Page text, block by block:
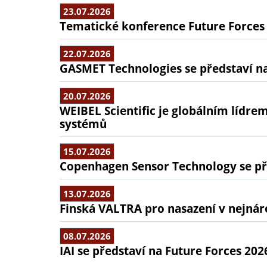
23.07.2026
Tematické konference Future
22.07.2026
GASMET Technologies se představí
20.07.2026
WEIBEL Scientific je globálním
systémů
15.07.2026
Copenhagen Sensor Technology se
13.07.2026
Finská VALTRA pro nasazení v
08.07.2026
IAI se představí na Future Forces